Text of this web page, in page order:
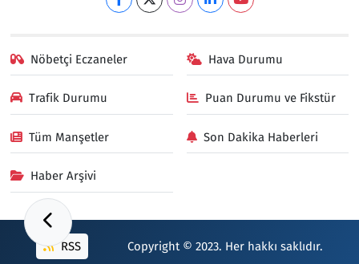
Nöbetçi Eczaneler Hava Durumu
Trafik Durumu Puan Durumu ve Fikstür
Tüm Manşetler Son Dakika Haberleri
Haber Arşivi
RSS Copyright © 2023. Her hakkı saklıdır.